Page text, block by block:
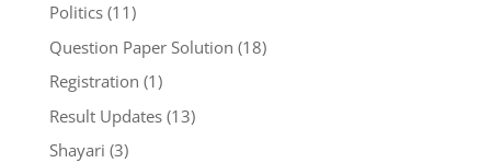
Politics(11)
Question Paper Solution (18)
Registration (1)
Result Updates(13)
Shayari (3)